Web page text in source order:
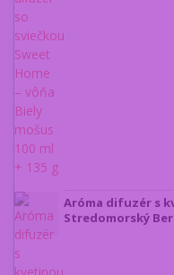
Aróma difuzér s
Stredomorský